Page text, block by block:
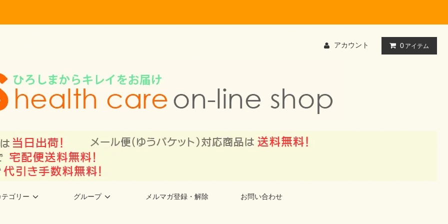
アカウント 0 アイテム
テゴリー グループ メルマガ登録・解除 お問い合わせ